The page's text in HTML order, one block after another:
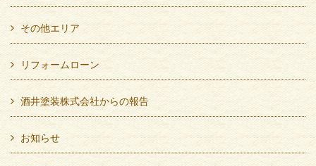
その他エリア
リフォームローン
酒井塗装株式会社からの報告
お知らせ